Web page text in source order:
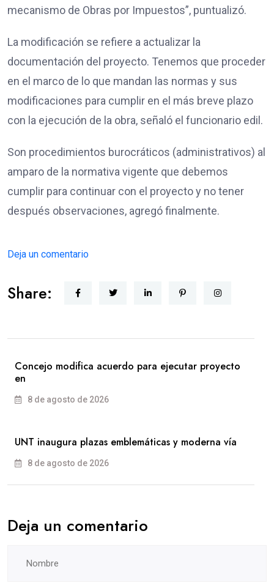
mecanismo de Obras por Impuestos”, puntualizó.
La modificación se refiere a actualizar la
documentación del proyecto. Tenemos que proceder
en el marco de lo que mandan las normas y sus
modificaciones para cumplir en el más breve plazo
con la ejecución de la obra, señaló el funcionario edil.
Son procedimientos burocráticos (administrativos) al
amparo de la normativa vigente que debemos
cumplir para continuar con el proyecto y no tener
después observaciones, agregó finalmente.
Deja un comentario
Share:
Concejo modifica acuerdo para ejecutar proyecto
en
8 de agosto de 2026
UNT inaugura plazas emblemáticas y moderna vía
8 de agosto de 2026
Deja un comentario